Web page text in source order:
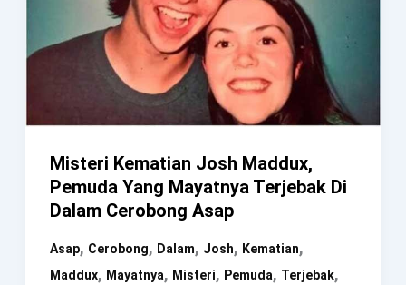
Misteri Kematian Josh Maddux,
Pemuda Yang Mayatnya Terjebak Di
Dalam Cerobong Asap
Asap, Cerobong, Dalam, Josh, Kematian,
Maddux, Mayatnya, Misteri, Pemuda, Terjebak,